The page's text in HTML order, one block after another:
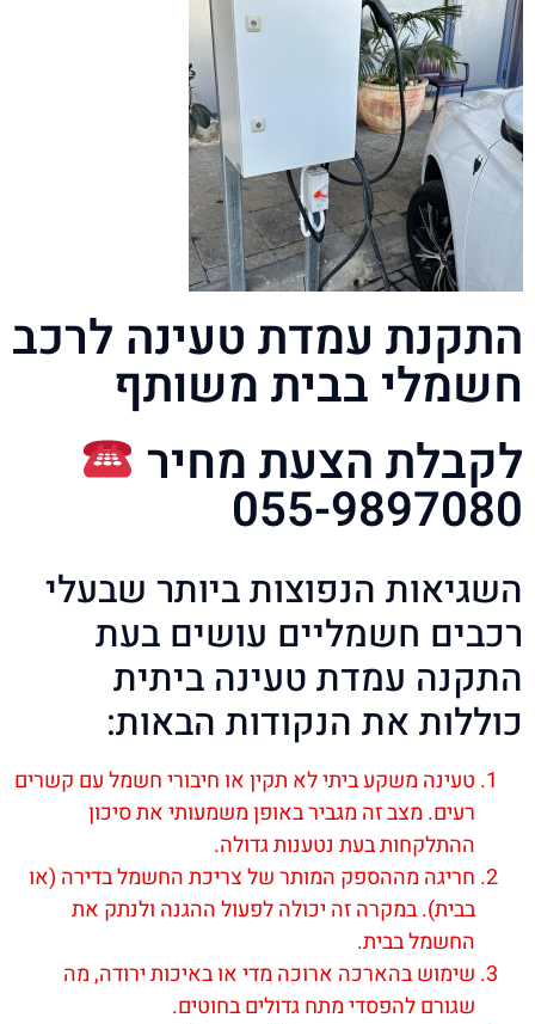
התקנת עמדת טעינה לרכב
חשמלי בבית משותף
לקבלת הצעת מחיר
055-9897080
השגיאות הנפוצות ביותר שבעלי
רכבים חשמליים עושים בעת
התקנה עמדת טעינה ביתית
כוללות את הנקודות הבאות:
טעינה משקע ביתי לא תקין או חיבורי חשמל עם קשרים
רעים. מצב זה מגביר באופן משמעותי את סיכון
ההתלקחות בעת נטענות גדולה.
חריגה מההספק המותר של צריכת החשמל בדירה (או
בבית). במקרה זה יכולה לפעול ההגנה ולנתק את
החשמל בבית.
שימוש בהארכה ארוכה מדי או באיכות ירודה, מה
שגורם להפסדי מתח גדולים בחוטים.